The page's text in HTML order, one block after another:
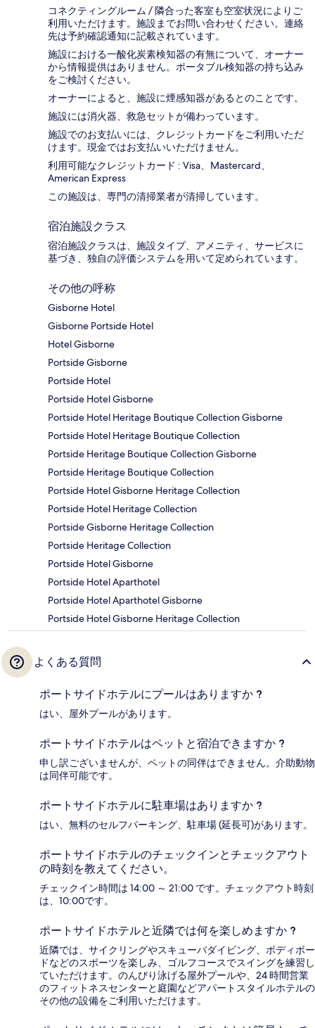
コネクティングルーム / 隣合った客室も空室状況によりご
利用いただけます。施設までお問い合わせください。連絡
先は予約確認通知に記載されています。
施設における一酸化炭素検知器の有無について、オーナー
から情報提供はありません。ポータブル検知器の持ち込み
をご検討ください。
オーナーによると、施設に煙感知器があるとのことです。
施設には消火器、救急セットが備わっています。
施設でのお支払いには、クレジットカードをご利用いただ
けます。現金ではお支払いいただけません。
利用可能なクレジットカード : Visa、Mastercard、
American Express
この施設は、専門の清掃業者が清掃しています。
宿泊施設クラス
宿泊施設クラスは、施設タイプ、アメニティ、サービスに
基づき、独自の評価システムを用いて定められています。
その他の呼称
Gisborne Hotel
Gisborne Portside Hotel
Hotel Gisborne
Portside Gisborne
Portside Hotel
Portside Hotel Gisborne
Portside Hotel Heritage Boutique Collection Gisborne
Portside Hotel Heritage Boutique Collection
Portside Heritage Boutique Collection Gisborne
Portside Heritage Boutique Collection
Portside Hotel Gisborne Heritage Collection
Portside Hotel Heritage Collection
Portside Gisborne Heritage Collection
Portside Heritage Collection
Portside Hotel Gisborne
Portside Hotel Aparthotel
Portside Hotel Aparthotel Gisborne
Portside Hotel Gisborne Heritage Collection
よくある質問
ポートサイドホテルにプールはありますか ?
はい、屋外プールがあります。
ポートサイドホテルはペットと宿泊できますか ?
申し訳ございませんが、ペットの同伴はできません。介助動物
は同伴可能です。
ポートサイドホテルに駐車場はありますか ?
はい、無料のセルフパーキング、駐車場 (延長可)があります。
ポートサイドホテルのチェックインとチェックアウト
の時刻を教えてください。
チェックイン時間は 14:00 ～ 21:00 です。チェックアウト時刻
は、10:00です。
ポートサイドホテルと近隣では何を楽しめますか ?
近隣では、サイクリングやスキューバダイビング、ボディボー
ドなどのスポーツを楽しみ、ゴルフコースでスイングを練習し
ていただけます。のんびり泳げる屋外プールや、24 時間営業
のフィットネスセンターと庭園などアパートスタイルホテルの
その他の設備をご利用いただけます。